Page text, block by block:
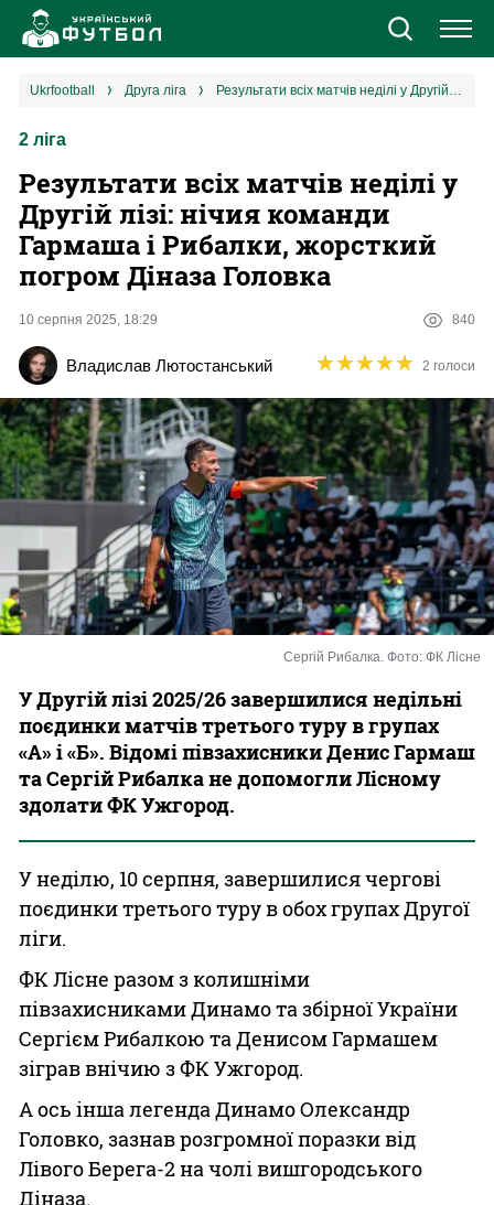
Новини
Єврокубки
УПЛ
2 ліга
Різне
Букмекери
Казино
ukrfootball друга ліга Результати всіх матчів неділі у Другій лізі: нічия команди Гармаша і Рибалки, жорсткий погром Діназа Головка
2 ліга
Результати всіх матчів неділі у
Другій лізі: нічия команди
Гармаша і Рибалки, жорсткий
погром Діназа Головка
10 серпня 2025, 18:29 840
Владислав Лютостанський ★★★★★
★★★★★ 2 голоси
Сергій Рибалка. Фото: ФК Лісне
У Другій лізі 2025/26 завершилися недільні
поєдинки матчів третього туру в групах
«А» і «Б». Відомі півзахисники Денис Гармаш
та Сергій Рибалка не допомогли Лісному
здолати ФК Ужгород.
У неділю, 10 серпня, завершилися чергові
поєдинки третього туру в обох групах Другої
ліги.
ФК Лісне разом з колишніми
півзахисниками Динамо та збірної України
Сергієм Рибалкою та Денисом Гармашем
зіграв внічию з ФК Ужгород.
А ось інша легенда Динамо Олександр
Головко, зазнав розгромної поразки від
Лівого Берега-2 на чолі вишгородського
Діназа.